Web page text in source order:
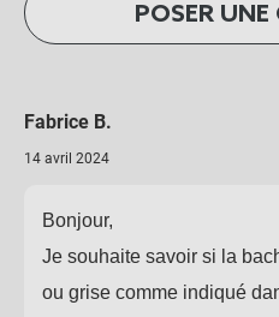
POSER
Fabrice B.
14 avril 2024
Bonjour,
Je souhaite savoir si la
ou grise comme indiqué